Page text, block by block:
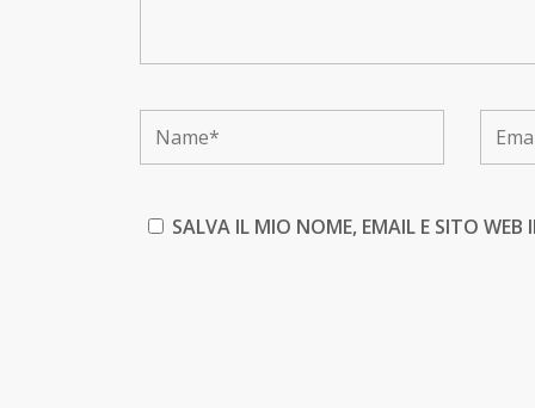
SALVA IL MIO NOME, EMAIL E SITO